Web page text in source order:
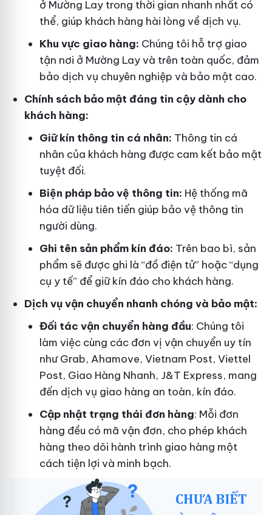
ở Mường Lay trong thời gian nhanh nhất có
thể, giúp khách hàng hài lòng về dịch vụ.
Khu vực giao hàng: Chúng tôi hỗ trợ giao
tận nơi ở Mường Lay và trên toàn quốc, đảm
bảo dịch vụ chuyên nghiệp và bảo mật cao.
Chính sách bảo mật đáng tin cậy dành cho
khách hàng:
Giữ kín thông tin cá nhân: Thông tin cá
nhân của khách hàng được cam kết bảo mật
tuyệt đối.
Biện pháp bảo vệ thông tin: Hệ thống mã
hóa dữ liệu tiên tiến giúp bảo vệ thông tin
người dùng.
Ghi tên sản phẩm kín đáo: Trên bao bì, sản
phẩm sẽ được ghi là “đồ điện tử” hoặc “dụng
cụ y tế” để giữ kín đáo cho khách hàng.
Dịch vụ vận chuyển nhanh chóng và bảo mật:
Đối tác vận chuyển hàng đầu: Chúng tôi
làm việc cùng các đơn vị vận chuyển uy tín
như Grab, Ahamove, Vietnam Post, Viettel
Post, Giao Hàng Nhanh, J&T Express, mang
đến dịch vụ giao hàng an toàn, kín đáo.
Cập nhật trạng thái đơn hàng: Mỗi đơn
hàng đều có mã vận đơn, cho phép khách
hàng theo dõi hành trình giao hàng một
cách tiện lợi và minh bạch.